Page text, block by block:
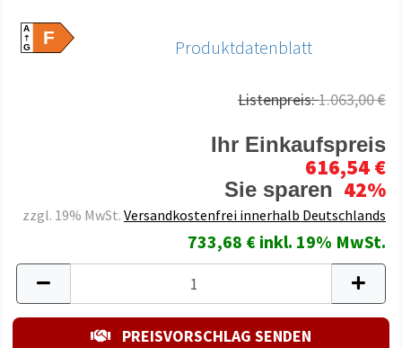
A
GF Produktdatenblatt
Listenpreis:1.063,00 €
Ihr Einkaufspreis
616,54 €
Sie sparen 42%
zzgl. 19% MwSt. Versandkostenfrei innerhalb Deutschlands
733,68 € inkl. 19% MwSt.
PREISVORSCHLAG SENDEN